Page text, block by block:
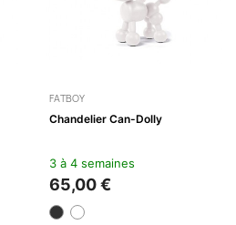
FATBOY
Chandelier Can-Dolly
3 à 4 semaines
65,00 €